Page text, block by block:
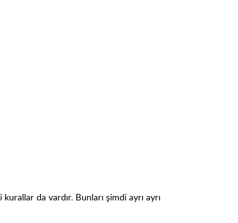
da vardır. Bunları şimdi ayrı ayrı